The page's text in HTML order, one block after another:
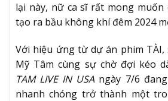
lại này, nữ ca sĩ rất mong muốn
tạo ra bầu không khí đêm 2024
Với hiệu ứng từ dự án phim TÀI,
Mỹ Tâm cùng sự chờ đợi kéo
TAM LIVE IN USA ngày 7/6
nhanh chóng trở thành một